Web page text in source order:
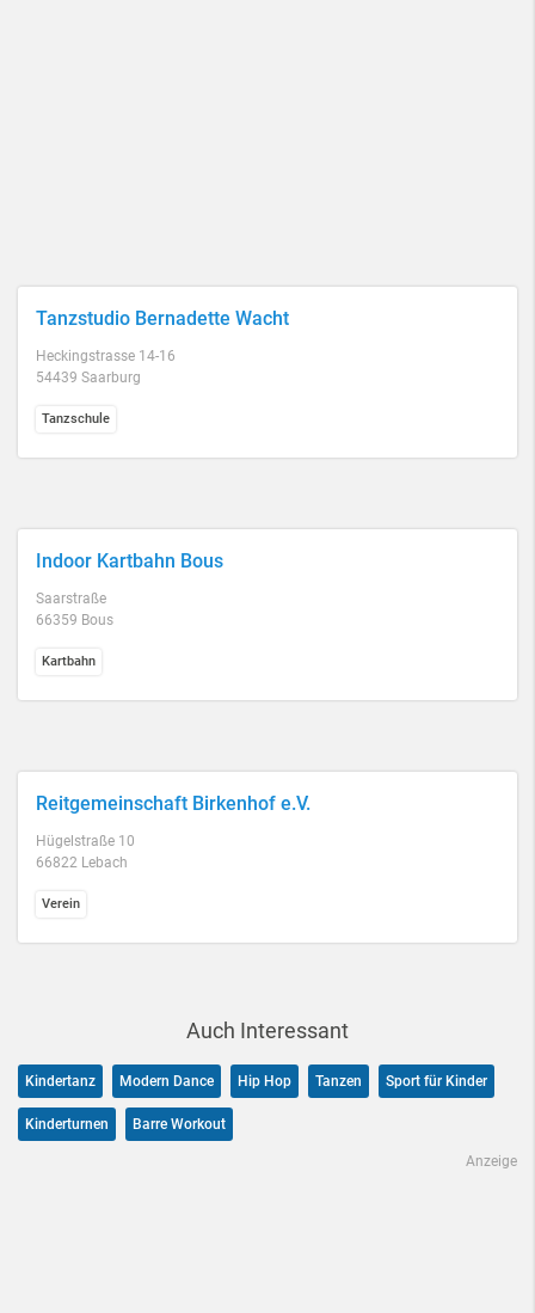
Tanzstudio Bernadette Wacht
Heckingstrasse 14-16
54439 Saarburg
Tanzschule
Indoor Kartbahn Bous
Saarstraße
66359 Bous
Kartbahn
Reitgemeinschaft Birkenhof e.V.
Hügelstraße 10
66822 Lebach
Verein
Auch Interessant
Kindertanz Modern Dance Hip Hop Tanzen Sport für Kinder
Kinderturnen Barre Workout
Anzeige